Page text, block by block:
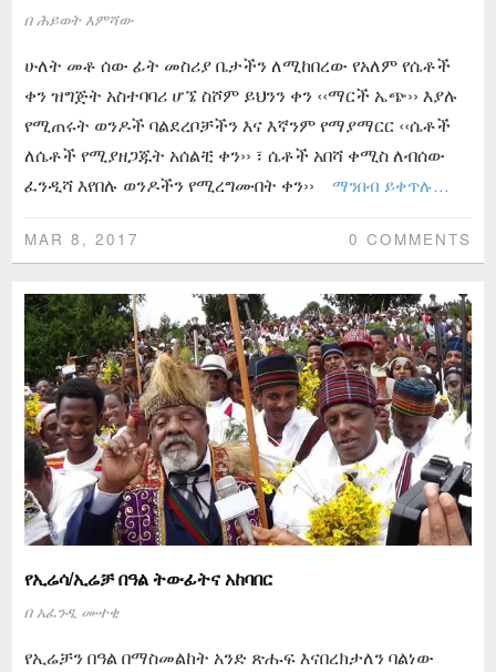
በ ሕይወት እምሻው
ሁለት መቶ ሰው ፊት መስሪያ ቤታችን ለሚከበረው የአለም የሴቶች
ቀን ዝግጅት አስተባባሪ ሆኜ ስሾም ይህንን ቀን ‹‹ማርች ኤጭ›› እያሉ
የሚጠሩት ወንዶች ባልደረቦቻችን እና እኛንም የማያማርር ‹‹ሴቶች
ለሴቶች የሚያዘጋጁት አሰልቺ ቀን›› ፣ ሴቶች አበሻ ቀሚስ ለብሰው
ፈንዲሻ እየበሉ ወንዶችን የሚረግሙበት ቀን››
ማንበብ ይቀጥሉ…
MAR 8, 2017 0 COMMENTS
የኢሬሳ/ኢሬቻ በዓል ትውፊትና አከባበር
በ አፈንዲ ሙተቂ
የኢሬቻን በዓል በማስመልከት አንድ ጽሑፍ እናበረክታለን ባልነው